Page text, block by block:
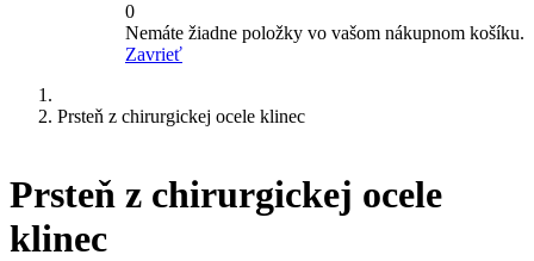
0
Nemáte žiadne položky vo vašom nákupnom košíku.
Zavrieť
Prsteň z chirurgickej ocele klinec
Prsteň z chirurgickej ocele
klinec